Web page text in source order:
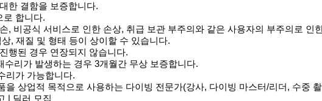
한 결함을 보증합니다.
로 합니다.
, 비공식 서비스로 인한 손상, 취급 보관 부주의와 같은 사용자의 부주의로 인
, 재질 및 형태 등이 상이할 수 있습니다.
행된 경우 연장되지 않습니다.
리가 발생하는 경우 3개월간 무상 보증합니다.
리가 가능합니다.
을 상업적 목적으로 사용하는 다이빙 전문가(강사, 다이빙 마스터/리더, 수중
| 딜러 모집